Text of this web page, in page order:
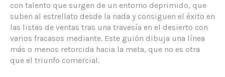
con talento que surgen de un entorno deprimido, que
suben al estrellato desde la nada y consiguen el éxito en
las listas de ventas tras una travesía en el desierto con
varios fracasos mediante. Este guión dibuja una línea
más o menos retorcida hacia la meta, que no es otra
que el triunfo comercial.